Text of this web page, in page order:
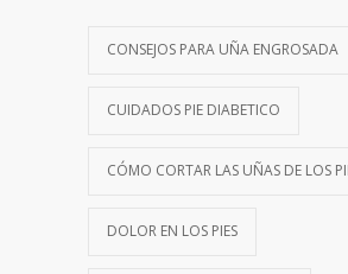
CONSEJOS PARA UÑA ENGROSADA
CUIDADOS PIE DIABETICO
CÓMO CORTAR LAS UÑAS DE LOS
DOLOR EN LOS PIES